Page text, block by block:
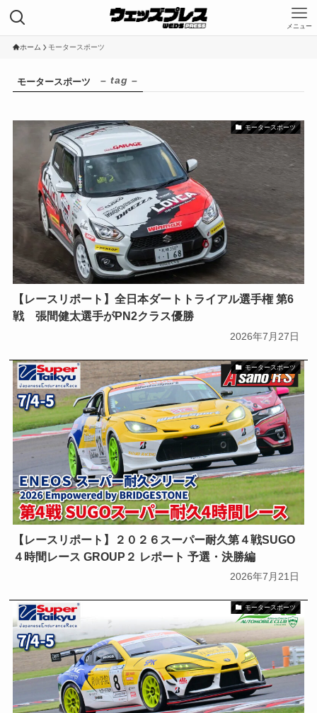
コーポレートサイト
Category
Kranze LEONIS MAVERICK WEDS ADVENTURE
WedsSport ホイールの知識 モータースポーツ
Tags
DLラブカWinmaXスイフト
JAF 全日本ダートトライアル選手権
LEONIS NAVIA
MAVERICK MUD VANCE
NOVARIS RACE REPORT
RIZLEY SUGO SUV
WEDSA WEDSADVENTURE
WEDS ADVENTURE WedsSport
YOSHIMURA
アルファード／ヴェルファイア
クラウン クラウンエステート
シビック
ジムニーシエラ スズキ
スポーツカー スーパー耐久
タイプR デリカミニ トヨタ
メニュー
ホーム モータースポーツ
モータースポーツ – tag –
モータースポーツ
【レースリポート】全日本ダートトライアル選手権 第6
戦 張間健太選手がPN2クラス優勝
2026年7月27日
モータースポーツ
【レースリポート】２０２６スーパー耐久第４戦SUGO
４時間レース GROUP２ レポート 予選・決勝編
2026年7月21日
モータースポーツ